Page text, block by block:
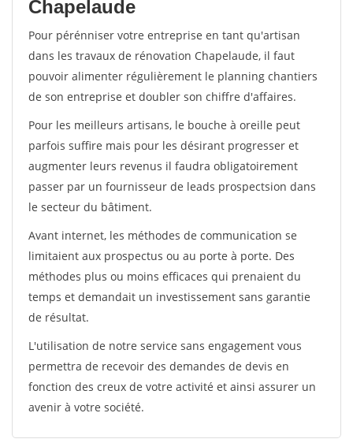
Chapelaude
Pour pérénniser votre entreprise en tant qu'artisan
dans les travaux de rénovation Chapelaude, il faut
pouvoir alimenter régulièrement le planning chantiers
de son entreprise et doubler son chiffre d'affaires.
Pour les meilleurs artisans, le bouche à oreille peut
parfois suffire mais pour les désirant progresser et
augmenter leurs revenus il faudra obligatoirement
passer par un fournisseur de leads prospectsion dans
le secteur du bâtiment.
Avant internet, les méthodes de communication se
limitaient aux prospectus ou au porte à porte. Des
méthodes plus ou moins efficaces qui prenaient du
temps et demandait un investissement sans garantie
de résultat.
L'utilisation de notre service sans engagement vous
permettra de recevoir des demandes de devis en
fonction des creux de votre activité et ainsi assurer un
avenir à votre société.